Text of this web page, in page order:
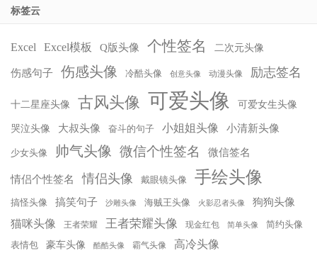
标签云
Excel Excel模板 Q版头像 个性签名 二次元头像
伤感句子 伤感头像 冷酷头像 创意头像 动漫头像 励志签名
十二星座头像 古风头像 可爱头像 可爱女生头像
哭泣头像 大叔头像 奋斗的句子 小姐姐头像 小清新头像
少女头像 帅气头像 微信个性签名 微信签名
情侣个性签名 情侣头像 戴眼镜头像 手绘头像
搞怪头像 搞笑句子 沙雕头像 海贼王头像 火影忍者头像 狗狗头像
猫咪头像 王者荣耀 王者荣耀头像 现金红包 简单头像 简约头像
表情包 豪车头像 酷酷头像 霸气头像 高冷头像